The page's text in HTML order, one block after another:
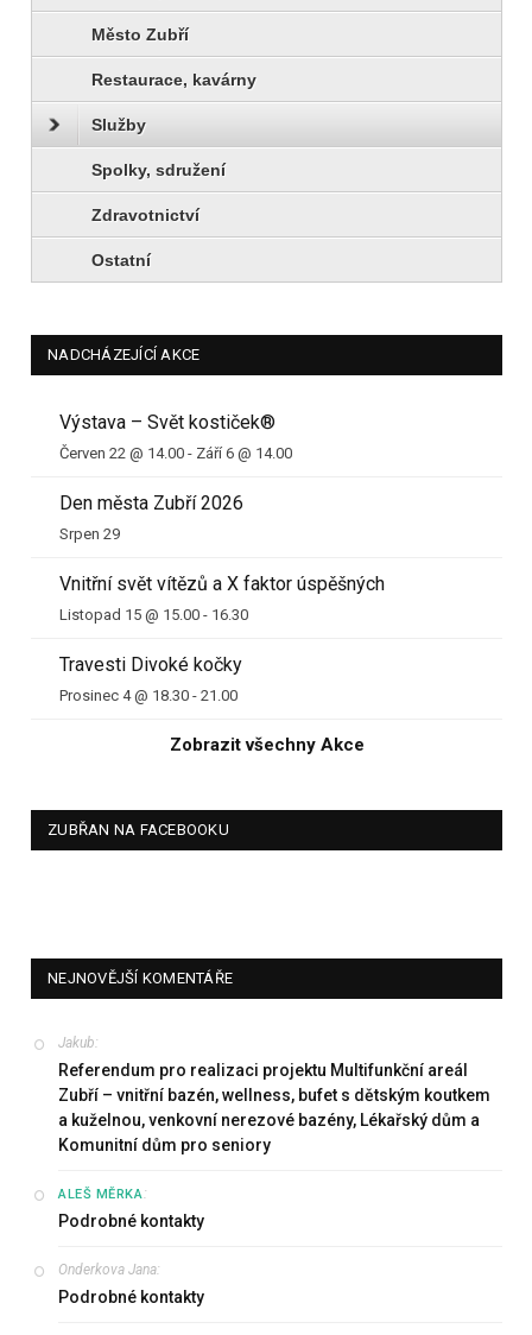
Město Zubří
Restaurace, kavárny
Služby
Spolky, sdružení
Zdravotnictví
Ostatní
NADCHÁZEJÍCÍ AKCE
Výstava – Svět kostiček®
Červen 22 @ 14.00 - Září 6 @ 14.00
Den města Zubří 2026
Srpen 29
Vnitřní svět vítězů a X faktor úspěšných
Listopad 15 @ 15.00 - 16.30
Travesti Divoké kočky
Prosinec 4 @ 18.30 - 21.00
Zobrazit všechny Akce
ZUBŘAN NA FACEBOOKU
NEJNOVĚJŠÍ KOMENTÁŘE
Jakub:
Referendum pro realizaci projektu Multifunkční areál
Zubří – vnitřní bazén, wellness, bufet s dětským koutkem
a kuželnou, venkovní nerezové bazény, Lékařský dům a
Komunitní dům pro seniory
ALEŠ MĚRKA:
Podrobné kontakty
Onderkova Jana:
Podrobné kontakty